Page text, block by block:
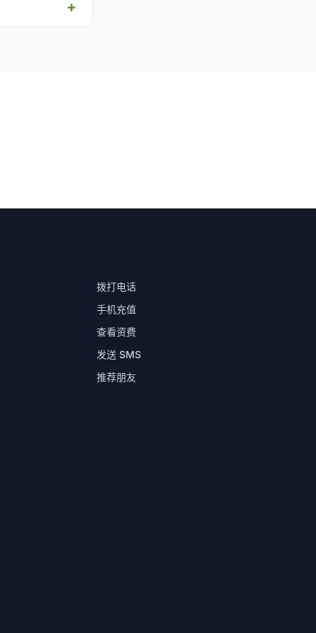
拨打电话
手机充值
查看资费
发送 SMS
推荐朋友